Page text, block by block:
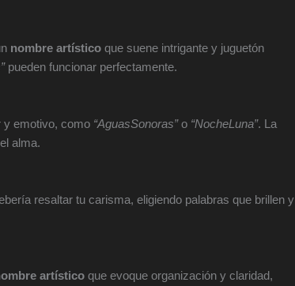
nombre artístico que suene intrigante y juguetón
pueden funcionar perfectamente.
y emotivo, como “AguasSonoras”o “NocheLuna”. La
alma.
resaltar tu carisma, eligiendo palabras que brillen y
artístico que evoque organización y claridad,